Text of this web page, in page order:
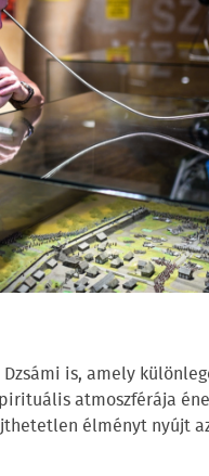
is, amely
atmoszférája
élményt nyújt